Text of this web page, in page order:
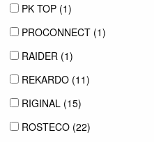
PK TOP (1)
PROCONNECT (1)
RAIDER (1)
REKARDO (11)
RIGINAL (15)
ROSTECO (22)